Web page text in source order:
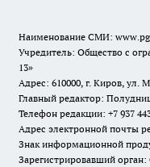
Наименование СМИ:
Учредитель: Общество с
13»
Адрес: 610000, г. Киров, ул.
Главный редактор:
Телефон редакции: +7 937
Адрес электронной почты
Знак информационной
Зарегистрировавший